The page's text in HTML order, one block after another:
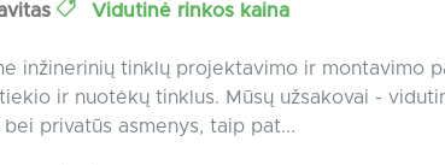
Vidutinė rinkos kaina
inžinerinių tinklų projektavimo ir montavimo
ir nuotėkų tinklus. Mūsų užsakovai -
bei privatūs asmenys, taip pat...